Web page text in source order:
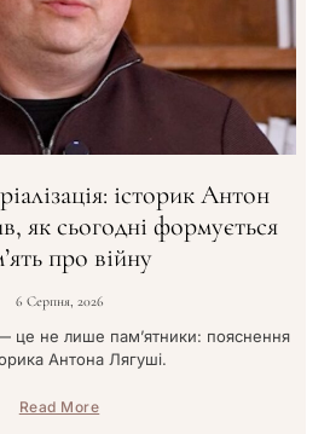
історик Антон
як сьогодні формується
про війну
6 Серпня, 2026
це не лише пам’ятники: пояснення
Антона Лягуші.
Read More